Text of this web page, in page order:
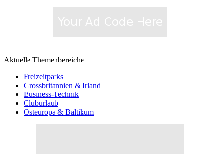
Aktuelle Themenbereiche
Freizeitparks
Grossbritannien & Irland
Business-Technik
Cluburlaub
Osteuropa & Baltikum